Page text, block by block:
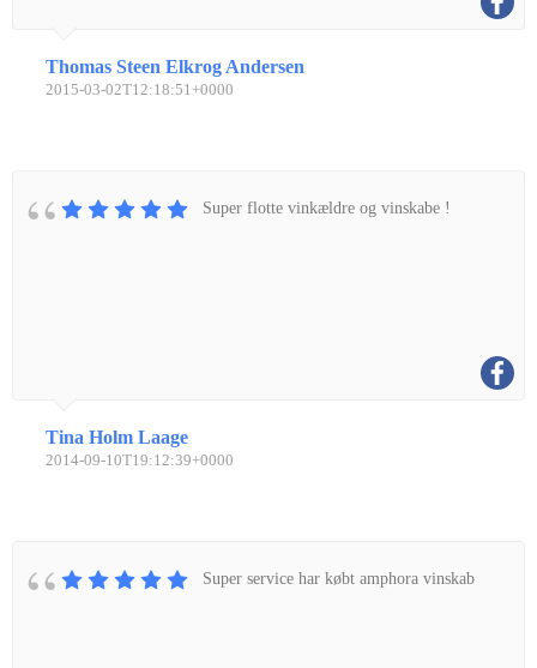
Thomas Steen Elkrog Andersen
2015-03-02T12:18:51+0000
Super flotte vinkældre og vinskabe !
Tina Holm Laage
2014-09-10T19:12:39+0000
Super service har købt amphora vinskab